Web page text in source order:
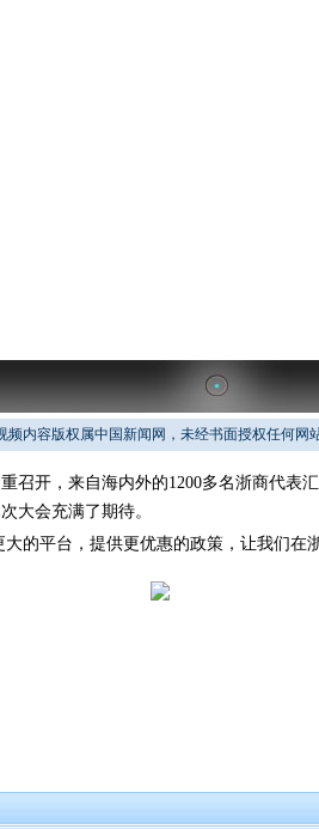
频内容版权属中国新闻网，未经书面授权任何网
开，来自海内外的1200多名浙商代表
大会充满了期待。
的平台，提供更优惠的政策，让我们